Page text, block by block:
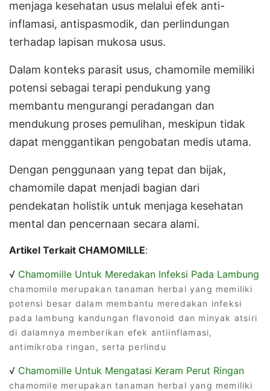
menjaga kesehatan usus melalui efek anti-
inflamasi, antispasmodik, dan perlindungan
terhadap lapisan mukosa usus.
Dalam konteks parasit usus, chamomile memiliki
potensi sebagai terapi pendukung yang
membantu mengurangi peradangan dan
mendukung proses pemulihan, meskipun tidak
dapat menggantikan pengobatan medis utama.
Dengan penggunaan yang tepat dan bijak,
chamomile dapat menjadi bagian dari
pendekatan holistik untuk menjaga kesehatan
mental dan pencernaan secara alami.
Artikel Terkait CHAMOMILLE:
√ Chamomille Untuk Meredakan Infeksi Pada Lambung
chamomile merupakan tanaman herbal yang memiliki
potensi besar dalam membantu meredakan infeksi
pada lambung kandungan flavonoid dan minyak atsiri
di dalamnya memberikan efek antiinflamasi,
antimikroba ringan, serta perlindu
√ Chamomille Untuk Mengatasi Keram Perut Ringan
chamomile merupakan tanaman herbal yang memiliki